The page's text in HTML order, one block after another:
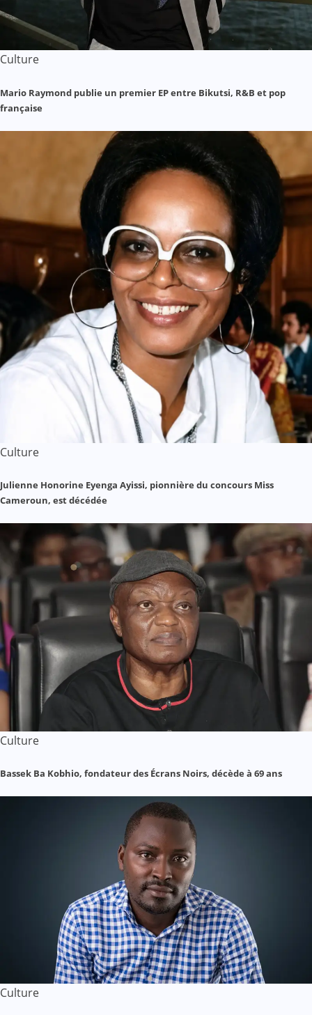
Culture
Mario Raymond publie un premier EP entre Bikutsi, R&B et pop
française
Culture
Julienne Honorine Eyenga Ayissi, pionnière du concours Miss
Cameroun, est décédée
Culture
Bassek Ba Kobhio, fondateur des Écrans Noirs, décède à 69 ans
Culture